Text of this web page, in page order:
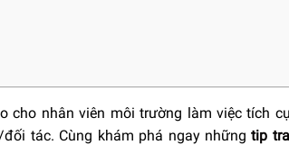
cho nhân viên môi trường làm việc tích
tác. Cùng khám phá ngay nhữngtip